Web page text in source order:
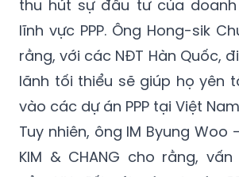
rằng, với các NĐT Hàn Quốc,
lãnh tối thiểu sẽ giúp họ yên
vào các dự án PPP tại Việt
Tuy nhiên, ông IM Byung Woo
KIM & CHANG cho rằng,
của NN đối với các dự án
trong những lý do dẫn đến